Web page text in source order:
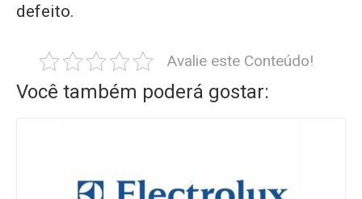
defeito.
Avalie este Conteúdo!
Você também poderá gostar: